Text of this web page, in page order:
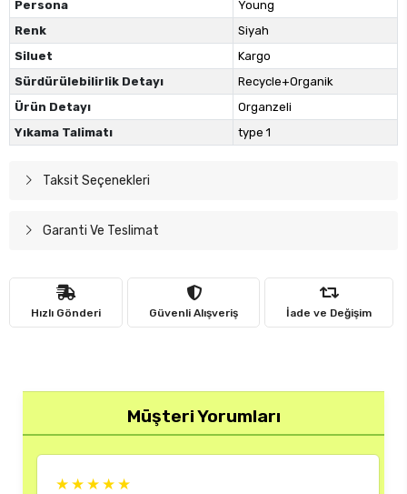
Persona
Young
Renk
Siyah
Siluet
Kargo
Sürdürülebilirlik Detayı
Recycle+Organik
Ürün Detayı
Organzeli
Yıkama Talimatı
type 1
Taksit Seçenekleri
Garanti Ve Teslimat
Hızlı Gönderi Güvenli Alışveriş İade ve Değişim
Müşteri Yorumları
★★★★★